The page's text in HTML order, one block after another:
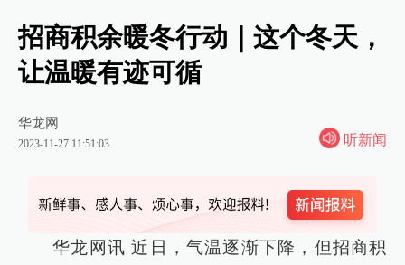
招商积余暖冬行动｜这个冬天，
让温暖有迹可循
华龙网
2023-11-27 11:51:03 听新闻
华龙网讯 近日，气温逐渐下降，但招商积